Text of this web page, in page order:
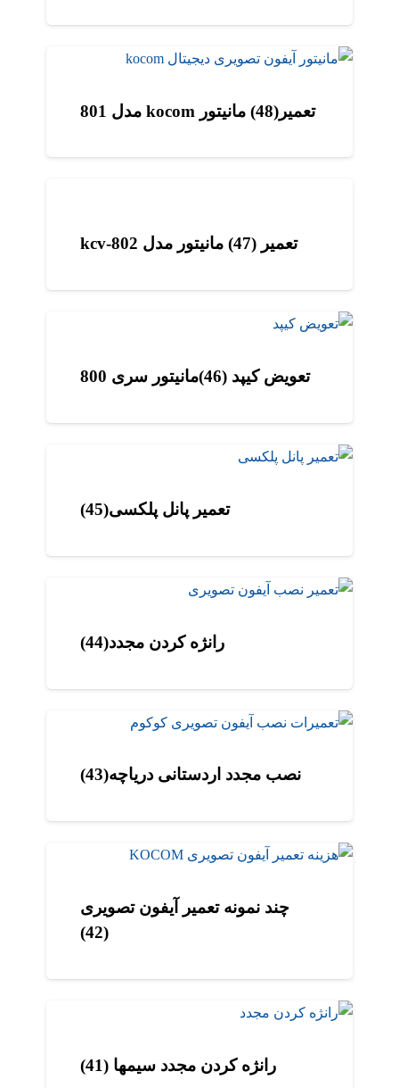
تعمیر(48) مانیتور kocom مدل 801
تعمیر (47) مانیتور مدل kcv-802
تعویض کیپد (46)مانیتور سری 800
تعمیر پانل پلکسی(45)
رانژه کردن مجدد(44)
نصب مجدد اردستانی دریاچه(43)
چند نمونه تعمیر آیفون تصویری
(42)
رانژه کردن مجدد سیمها (41)